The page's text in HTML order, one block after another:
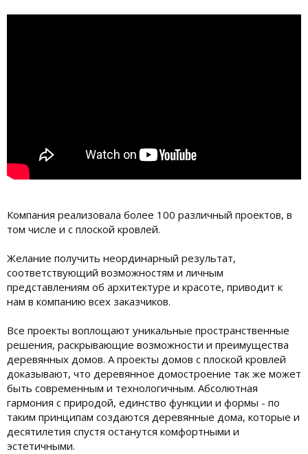
Компания реализовала более 100 различный проектов, в
том числе и с плоской кровлей.
Желание получить неординарный результат,
соответствующий возможностям и личным
представлениям об архитектуре и красоте, приводит к
нам в компанию всех заказчиков.
Все проекты воплощают уникальные пространственные
решения, раскрывающие возможности и преимущества
деревянных домов. А проекты домов с плоской кровлей
доказывают, что деревянное домостроение так же может
быть современным и технологичным. Абсолютная
гармония с природой, единство функции и формы - по
таким принципам создаются деревянные дома, которые и
десятилетия спустя останутся комфортными и
эстетичными.